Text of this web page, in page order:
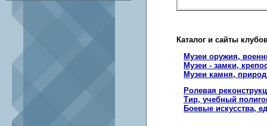
Каталог и сайты
Музеи оружия,
Музеи - замки,
Музеи камня,
Ролевая
Тир, учебный
Боевые искусства,